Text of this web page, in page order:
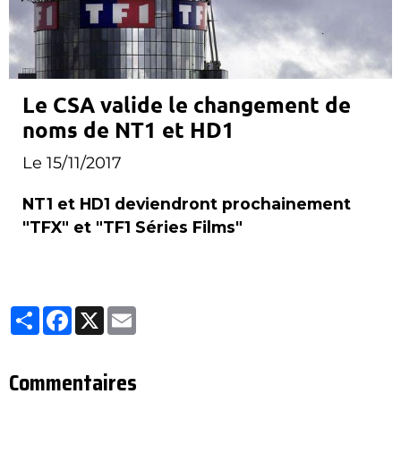
Le CSA valide le changement de
noms de NT1 et HD1
Le 15/11/2017
NT1 et HD1 deviendront prochainement
"TFX" et "TF1 Séries Films"
Partager
Facebook
X
Commentaires